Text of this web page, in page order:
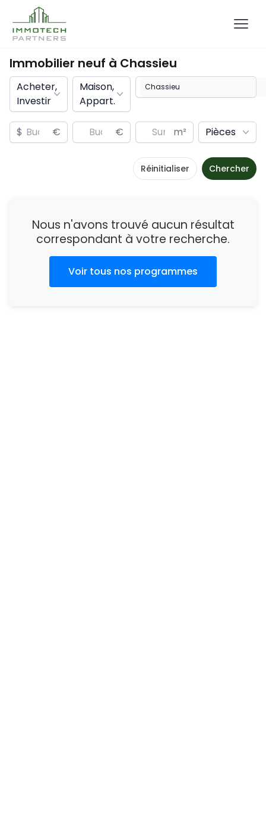
Immobilier neuf à Chassieu
Acheter,
Investir
Maison,
Appart.
$ € € m² Pièces
Réinitialiser Chercher
Nous n'avons trouvé aucun résultat
correspondant à votre recherche.
Voir tous nos programmes